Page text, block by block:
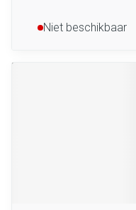
Niet beschikbaar